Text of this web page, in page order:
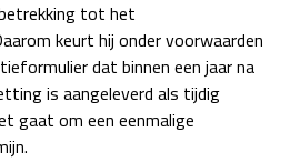
tot het
keurt hij onder voorwaarden
dat binnen een jaar na
is aangeleverd als tijdig
gaat om een eenmalige